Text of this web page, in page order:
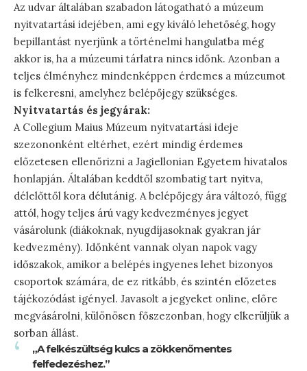
Az udvar általában szabadon látogatható a múzeum
nyitvatartási idejében, ami egy kiváló lehetőség, hogy
bepillantást nyerjünk a történelmi hangulatba még
akkor is, ha a múzeumi tárlatra nincs időnk. Azonban a
teljes élményhez mindenképpen érdemes a múzeumot
is felkeresni, amelyhez belépőjegy szükséges.
Nyitvatartás és jegyárak:
A Collegium Maius Múzeum nyitvatartási ideje
szezononként eltérhet, ezért mindig érdemes
előzetesen ellenőrizni a Jagiellonian Egyetem hivatalos
honlapján. Általában keddtől szombatig tart nyitva,
délelőttől kora délutánig. A belépőjegy ára változó, függ
attól, hogy teljes árú vagy kedvezményes jegyet
vásárolunk (diákoknak, nyugdíjasoknak gyakran jár
kedvezmény). Időnként vannak olyan napok vagy
időszakok, amikor a belépés ingyenes lehet bizonyos
csoportok számára, de ez ritkább, és szintén előzetes
tájékozódást igényel. Javasolt a jegyeket online, előre
megvásárolni, különösen főszezonban, hogy elkerüljük a
sorban állást.
„A felkészültség kulcs a zökkenőmentes
felfedezéshez.”